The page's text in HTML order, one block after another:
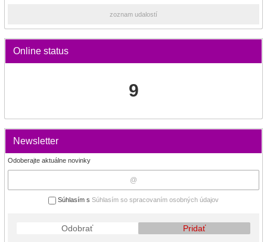
zoznam udalostí
Online status
9
Newsletter
Odoberajte aktuálne novinky
Súhlasím s Súhlasím so spracovaním osobných údajov
Odobrať Pridať